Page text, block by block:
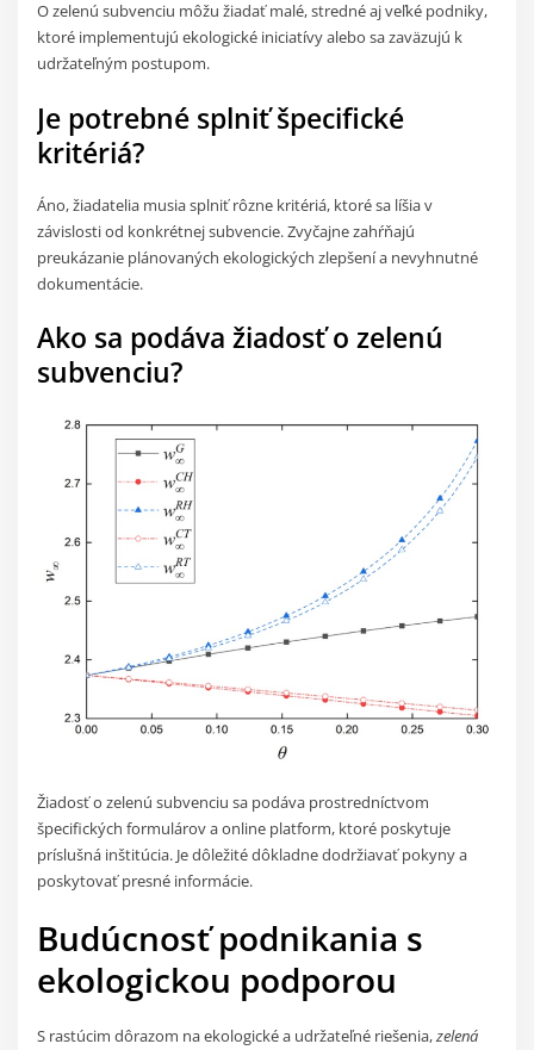
O zelenú subvenciu môžu žiadať malé, stredné aj veľké podniky,
ktoré implementujú ekologické iniciatívy alebo sa zaväzujú k
udržateľným postupom.
Je potrebné splniť špecifické
kritériá?
Áno, žiadatelia musia splniť rôzne kritériá, ktoré sa líšia v
závislosti od konkrétnej subvencie. Zvyčajne zahŕňajú
preukázanie plánovaných ekologických zlepšení a nevyhnutné
dokumentácie.
Ako sa podáva žiadosť o zelenú
subvenciu?
Žiadosť o zelenú subvenciu sa podáva prostredníctvom
špecifických formulárov a online platform, ktoré poskytuje
príslušná inštitúcia. Je dôležité dôkladne dodržiavať pokyny a
poskytovať presné informácie.
Budúcnosť podnikania s
ekologickou podporou
S rastúcim dôrazom na ekologické a udržateľné riešenia,zelená